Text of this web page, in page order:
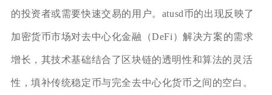
的投资者或需要快速交易的用户。atusd币的出现反映了
加密货币市场对去中心化金融（DeFi）解决方案的需求
增长，其技术基础结合了区块链的透明性和算法的灵活
性，填补传统稳定币与完全去中心化货币之间的空白。